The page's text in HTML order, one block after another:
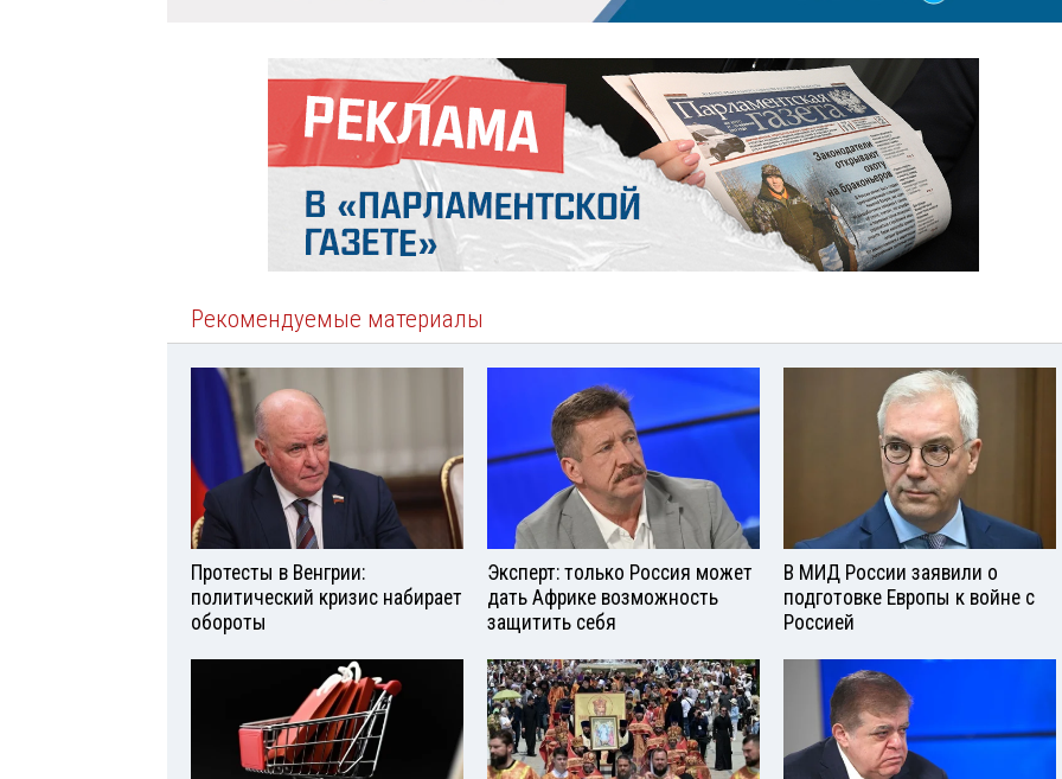
Рекомендуемые материалы
Протесты в Венгрии:
политический кризис набирает
обороты
Эксперт: только Россия может
дать Африке возможность
защитить себя
В МИД России заявили о
подготовке Европы к войне с
Россией